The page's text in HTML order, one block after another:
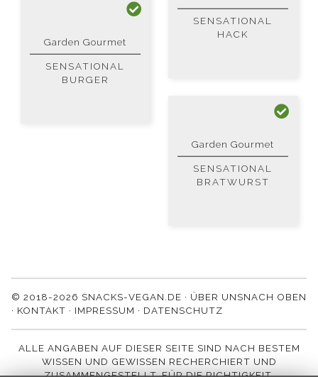
SENSATIONAL
HACK
Garden Gourmet
SENSATIONAL
BURGER
Garden Gourmet
SENSATIONAL
BRATWURST
NACH OBEN
© 2018-2026 SNACKS-VEGAN.DE · ÜBER UNS
· KONTAKT · IMPRESSUM · DATENSCHUTZ
ALLE ANGABEN AUF DIESER SEITE SIND NACH BESTEM
WISSEN UND GEWISSEN RECHERCHIERT UND